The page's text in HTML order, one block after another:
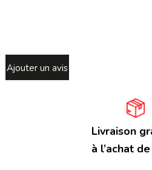
Ajouter un avis
Livraison
à l’achat